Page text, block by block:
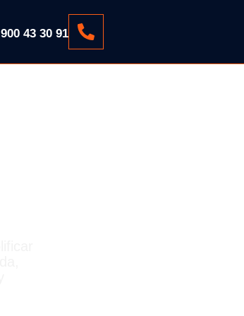
900 43 30 91